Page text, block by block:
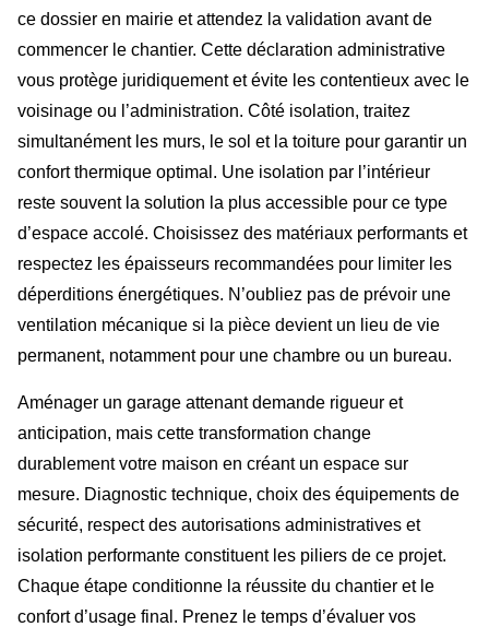
ce dossier en mairie et attendez la validation avant de
commencer le chantier. Cette déclaration administrative
vous protège juridiquement et évite les contentieux avec le
voisinage ou l’administration. Côté isolation, traitez
simultanément les murs, le sol et la toiture pour garantir un
confort thermique optimal. Une isolation par l’intérieur
reste souvent la solution la plus accessible pour ce type
d’espace accolé. Choisissez des matériaux performants et
respectez les épaisseurs recommandées pour limiter les
déperditions énergétiques. N’oubliez pas de prévoir une
ventilation mécanique si la pièce devient un lieu de vie
permanent, notamment pour une chambre ou un bureau.
Aménager un garage attenant demande rigueur et
anticipation, mais cette transformation change
durablement votre maison en créant un espace sur
mesure. Diagnostic technique, choix des équipements de
sécurité, respect des autorisations administratives et
isolation performante constituent les piliers de ce projet.
Chaque étape conditionne la réussite du chantier et le
confort d’usage final. Prenez le temps d’évaluer vos